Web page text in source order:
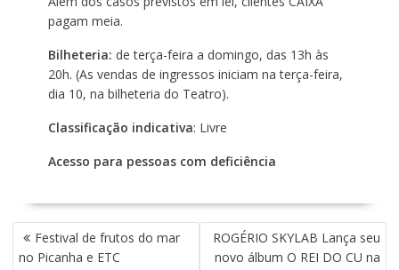
pagam meia.
Bilheteria: de terça-feira a domingo, das 13h às
20h. (As vendas de ingressos iniciam na terça-feira,
dia 10, na bilheteria do Teatro).
Classificação indicativa: Livre
Acesso para pessoas com deficiência
N
A
Festival de frutos do mar
no Picanha e ETC
ROGÉRIO SKYLAB Lança seu
novo álbum O REI DO CU na